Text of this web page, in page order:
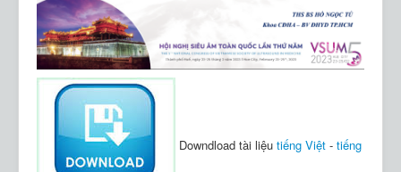
Downdload tài liệu tiếng Việt - tiếng